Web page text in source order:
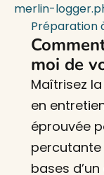
merlin-
Préparation
moi de
Maîtrisez
en
éprouvée
percutante
bases